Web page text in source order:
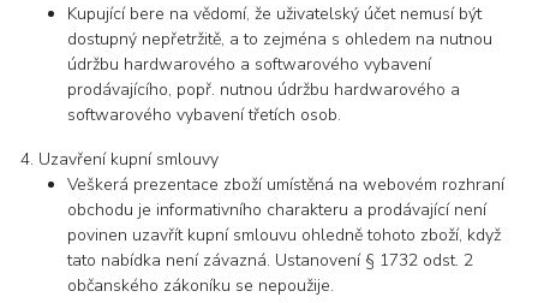
Kupující bere na vědomí, že uživatelský účet nemusí být
dostupný nepřetržitě, a to zejména s ohledem na nutnou
údržbu hardwarového a softwarového vybavení
prodávajícího, popř. nutnou údržbu hardwarového a
softwarového vybavení třetích osob.
Uzavření kupní smlouvy
Veškerá prezentace zboží umístěná na webovém rozhraní
obchodu je informativního charakteru a prodávající není
povinen uzavřít kupní smlouvu ohledně tohoto zboží, když
tato nabídka není závazná. Ustanovení § 1732 odst. 2
občanského zákoníku se nepoužije.